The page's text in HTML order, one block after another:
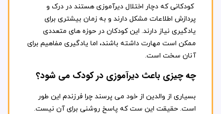
کودکانی که دچار اختلال دیرآموزی هستند در درک و
پردازش اطلاعات مشکل دارند و به زمان بیشتری برای
یادگیری نیاز دارند. این کودکان در حوزه های متعددی
ممکن است مهارت داشته باشند، اما یادگیری مفاهیم برای
آنان سخت است.
چه چیزی باعث دیرآموزی در کودک می شود؟
بسیاری از والدین از خود می پرسند چرا فرزندم این طور
است. حقیقت این ست که پاسخ روشنی برای آن نیست.